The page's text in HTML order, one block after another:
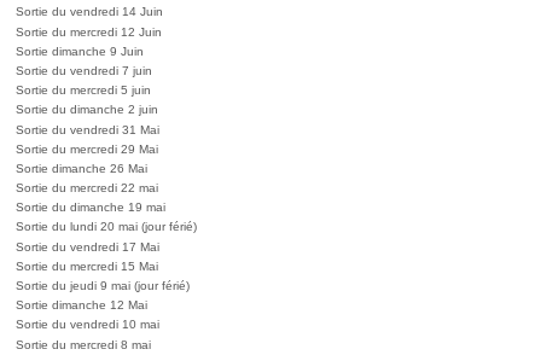
Sortie du vendredi 14 Juin
Sortie du mercredi 12 Juin
Sortie dimanche 9 Juin
Sortie du vendredi 7 juin
Sortie du mercredi 5 juin
Sortie du dimanche 2 juin
Sortie du vendredi 31 Mai
Sortie du mercredi 29 Mai
Sortie dimanche 26 Mai
Sortie du mercredi 22 mai
Sortie du dimanche 19 mai
Sortie du lundi 20 mai (jour férié)
Sortie du vendredi 17 Mai
Sortie du mercredi 15 Mai
Sortie du jeudi 9 mai (jour férié)
Sortie dimanche 12 Mai
Sortie du vendredi 10 mai
Sortie du mercredi 8 mai